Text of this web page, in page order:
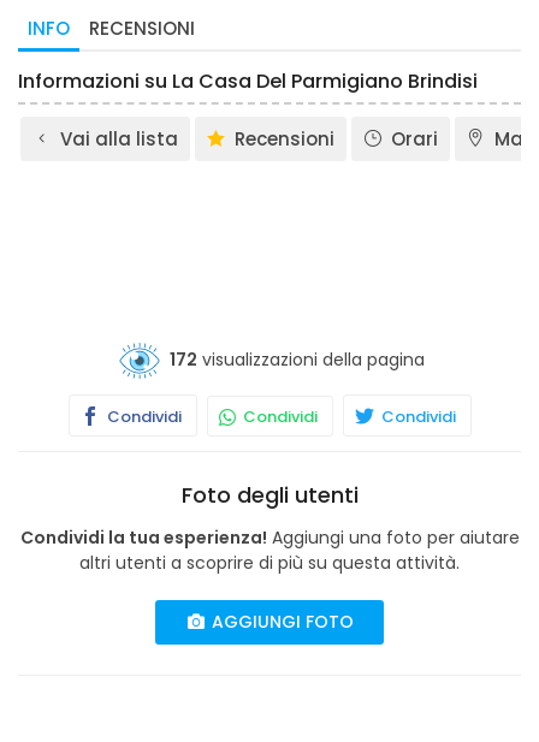
INFO RECENSIONI
Informazioni su La Casa Del Parmigiano Brindisi
Vai alla lista Recensioni Orari
172 visualizzazioni della pagina
Condividi Condividi Condividi
Foto degli utenti
Condividi la tua esperienza! Aggiungi una foto per aiutare
altri utenti a scoprire di più su questa attività.
AGGIUNGI FOTO